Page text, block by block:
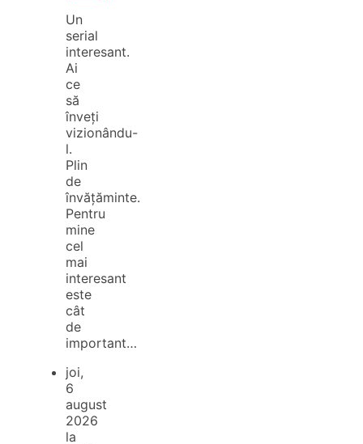
Un
serial
interesant.
Ai
ce
să
înveți
vizionându-
l.
Plin
de
învățăminte.
Pentru
mine
cel
mai
interesant
este
cât
de
important…
joi,
6
august
2026
la